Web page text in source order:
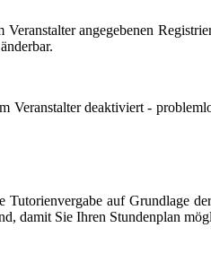
angegebenen
deaktiviert -
auf Grundlage
damit Sie Ihren Stundenplan